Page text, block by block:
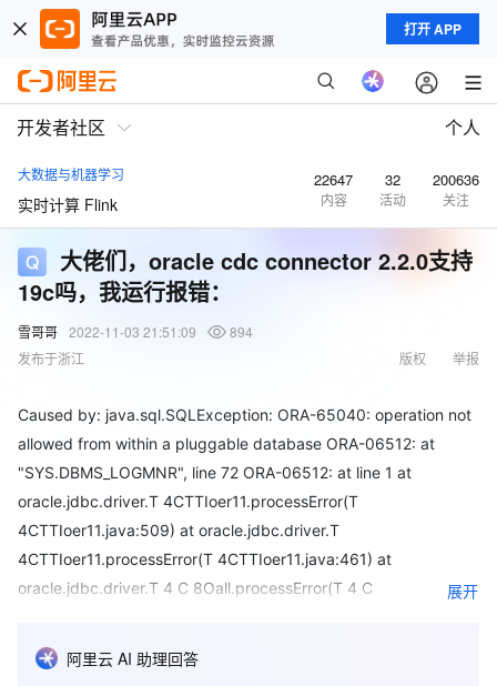
打开 APP
开发者社区 个人
大数据与机器学习
实时计算 Flink
22647
内容
32
活动
200636
关注
大佬们，oracle cdc connector 2.2.0支持
19c吗，我运行报错：
雪哥哥 2022-11-03 21:51:09
894
发布于浙江
举报
版权
Caused by: java.sql.SQLException: ORA-65040: operation not
allowed from within a pluggable database ORA-06512: at
"SYS.DBMS_LOGMNR", line 72 ORA-06512: at line 1 at
oracle.jdbc.driver.T 4CTTIoer11.processError(T
4CTTIoer11.java:509) at oracle.jdbc.driver.T
4CTTIoer11.processError(T 4CTTIoer11.java:461) at
oracle.jdbc.driver.T 4 C 8Oall.processError(T 4 C
4CTTIfun.java:550) at oracle.jdbc.driver.T 4CTTIfun.doRPC(T
4CTTIfun.java:268) at oracle.jdbc.driver.T 4 C 8Oall.doOALL(T
展开
阿里云 AI 助理回答